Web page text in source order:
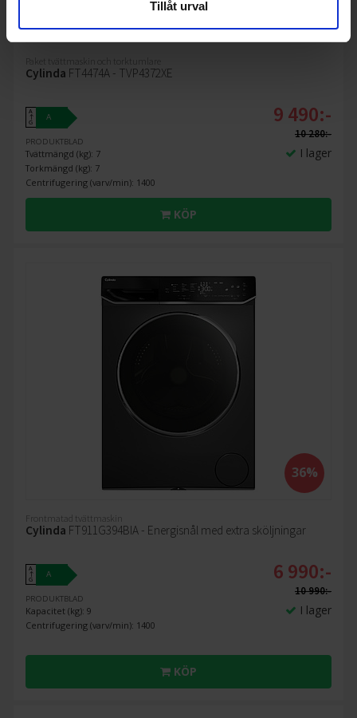
Tillåt urval
Paket tvättmaskin och torktumlare
Cylinda FT4474A - TVP4372XE
A
↑
G
A
PRODUKTBLAD
Tvättmängd (kg): 7
Torkmängd (kg): 7
Centrifugering (varv/min): 1400
9 490:-
10 280:-
I lager
KÖP
36%
Frontmatad tvättmaskin
Cylinda FT911G394BIA - Energisnål med extra sköljningar
A
↑
G
A
PRODUKTBLAD
Kapacitet (kg): 9
Centrifugering (varv/min): 1400
6 990:-
10 990:-
I lager
KÖP